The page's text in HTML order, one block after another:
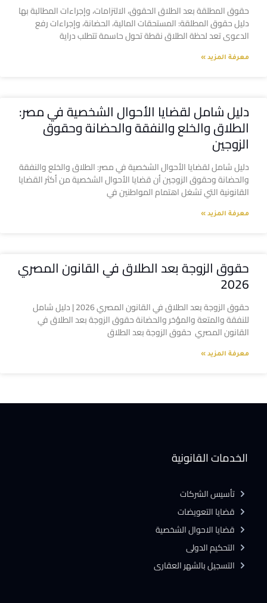
حقوق المطلقة بعد الطلاق الحقوق، الالتزامات، وإجراءات المطالبة بها
دليل حقوق المطلقة: المستحقات المالية، الحضانة، وإجراءات رفع
الدعوى تعد لحظة الطلاق نقطة تحول حاسمة تتطلب دراية
معرفة المزيد »
دليل شامل لقضايا الأحوال الشخصية في مصر:
الطلاق والخلع والنفقة والحضانة وحقوق
الزوجين
دليل شامل لقضايا الأحوال الشخصية في مصر: الطلاق والخلع والنفقة
والحضانة وحقوق الزوجين أن قضايا الأحوال الشخصية من أكثر القضايا
القانونية التي تشغل اهتمام المواطنين في
معرفة المزيد »
حقوق الزوجة بعد الطلاق في القانون المصري
2026
حقوق الزوجة بعد الطلاق في القانون المصري 2026 | دليل شامل
للنفقة والمتعة والمؤخر والحضانة حقوق الزوجة بعد الطلاق في
القانون المصري حقوق الزوجة بعد الطلاق
معرفة المزيد »
الخدمات القانونية
تأسيس الشركات
قضايا التعويضات
قضايا الاحوال الشخصية
التحكيم الدولى
التسجيل بالشهر العقارى